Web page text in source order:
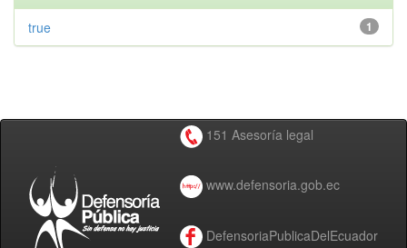
1
true
151 Asesoría legal
www.defensoria.gob.ec
DefensoriaPublicaDelEcuador